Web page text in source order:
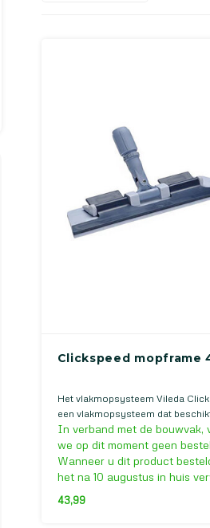
Clickspeed mopframe
Het vlakmopsysteem Vileda
een vlakmopsysteem dat
uniek klemmechanisme met
Hoewel de vlakmop heel stevig te
bevestigen is, kan dit met de
gebeuren. Dit vlakmopsysteem
In verband met de bouwvak,
we op dit moment geen
Wanneer u dit product
het na 10 augustus in huis
43,99